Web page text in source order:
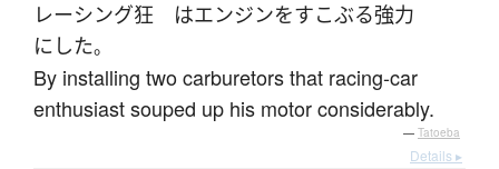
レーシング狂 はエンジンをすこぶる強力
に した。
By installing two carburetors that racing-car
enthusiast souped up his motor considerably.
— Tatoeba
Details ▸